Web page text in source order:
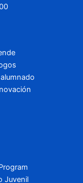
Juvenil